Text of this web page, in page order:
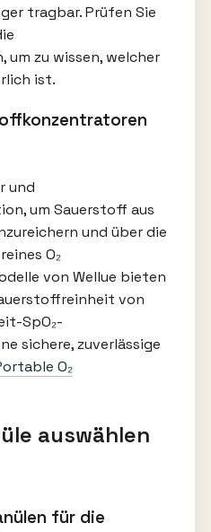
tragbar. Prüfen Sie
um zu wissen, welcher
ist.
und
um Sauerstoff aus
und über die
O₂
von Wellue bieten
von
SpO₂-
sichere, zuverlässige
O₂
auswählen
für die